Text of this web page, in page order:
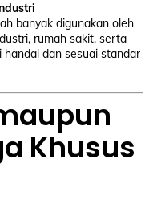
banyak digunakan oleh
rumah sakit, serta
dan sesuai standar
Khusus